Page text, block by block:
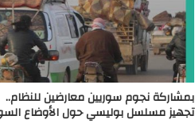
بمشاركة نجوم سوريين معارضين للنظام..
تجهيز مسلسل بوليسي حول الأوضاع